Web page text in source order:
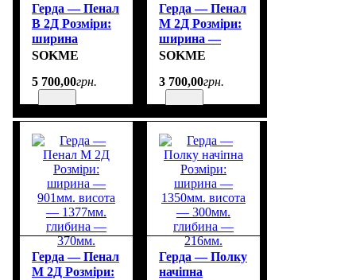
Герда — Пенал
В 2Д Розміри:
ширина
-901мм. висота
глибина —
SOKME
5 700,00грн.
Герда — Пенал
М 2Д Розміри:
ширина —
901мм. висота
глибина —
SOKME
3 700,00грн.
Герда — Пенал
М 2Д Розміри:
Герда — Полку
начіпна